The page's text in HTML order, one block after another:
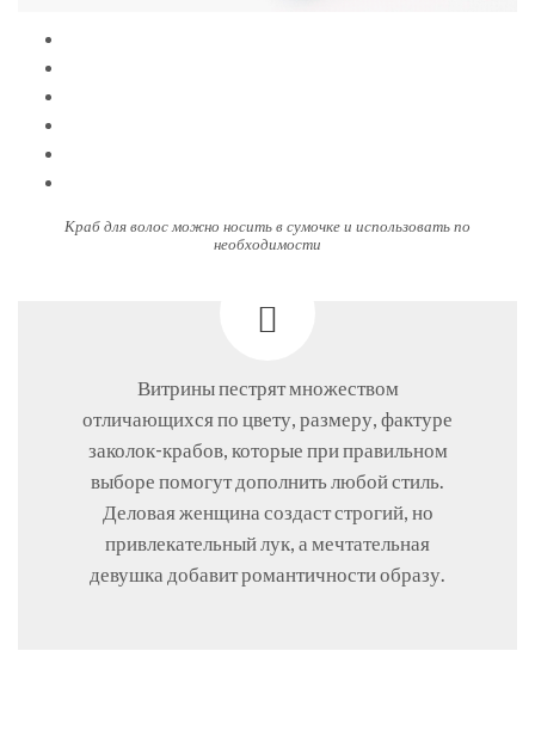
Краб для волос можно носить в сумочке и использовать по
необходимости
Витрины пестрят множеством
отличающихся по цвету, размеру, фактуре
заколок-крабов, которые при правильном
выборе помогут дополнить любой стиль.
Деловая женщина создаст строгий, но
привлекательный лук, а мечтательная
девушка добавит романтичности образу.